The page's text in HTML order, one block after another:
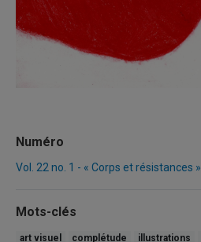
Numéro
Vol. 22 no. 1 - « Corps et résistances »
Mots-clés
art visuel complétude illustrations